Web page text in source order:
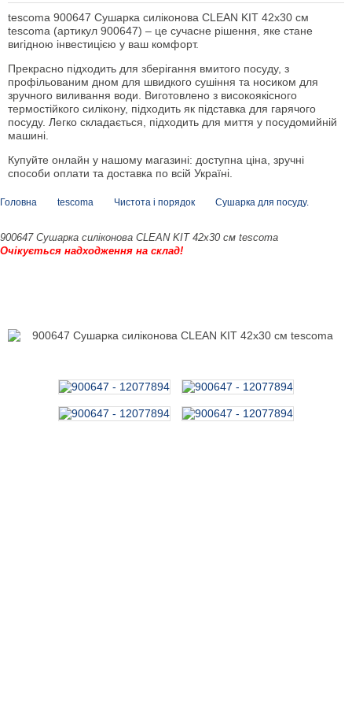
tescoma 900647 Сушарка силіконова CLEAN KIT 42x30 см
tescoma (артикул 900647) – це сучасне рішення, яке стане
вигідною інвестицією у ваш комфорт.
Прекрасно підходить для зберігання вмитого посуду, з
профільованим дном для швидкого сушіння та носиком для
зручного виливання води. Виготовлено з високоякісного
термостійкого силікону, підходить як підставка для гарячого
посуду. Легко складається, підходить для миття у посудомийній
машині.
Купуйте онлайн у нашому магазині: доступна ціна, зручні
способи оплати та доставка по всій Україні.
Головна tescoma Чистота і порядок Сушарка для посуду.
900647 Сушарка силіконова CLEAN KIT 42x30 см tescoma
Очікується надходження на склад!